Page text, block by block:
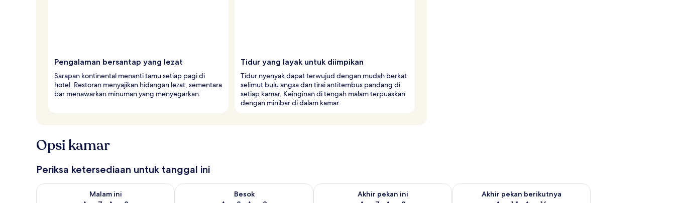
Pengalaman bersantap yang lezat
Sarapan kontinental menanti tamu setiap pagi di
hotel. Restoran menyajikan hidangan lezat, sementara
bar menawarkan minuman yang menyegarkan.
Tidur yang layak untuk diimpikan
Tidur nyenyak dapat terwujud dengan mudah berkat
selimut bulu angsa dan tirai antitembus pandang di
setiap kamar. Keinginan di tengah malam terpuaskan
dengan minibar di dalam kamar.
Opsi kamar
Periksa ketersediaan untuk tanggal ini
Malam ini
Periksa ketersediaan untuk malam ini Agu 7 - Agu 8
Besok
Periksa ketersediaan untuk besok Agu 8 - Agu 9
Akhir pekan ini
Periksa ketersediaan untuk akhir pekan ini Agu 7 - Agu 9
Akhir pekan berikutnya
Periksa ketersediaan untuk akhir pekan berikutnya Agu 14 -